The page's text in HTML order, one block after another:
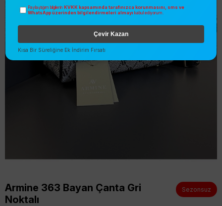
Armine 363 Bayan Çanta Gri
Noktalı
Sezonsuz
Paylaştığım bilgilerin KVKK kapsamında tarafınızca korunmasını, sms ve
WhatsApp üzerinden bilgilendirmeleri almayı kabul ediyorum.
Çevir Kazan
Kısa Bir Süreliğine Ek İndirim Fırsatı